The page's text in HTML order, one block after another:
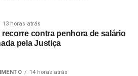
13 horas atrás
recorre contra penhora de salário
pela Justiça
14 horas atrás